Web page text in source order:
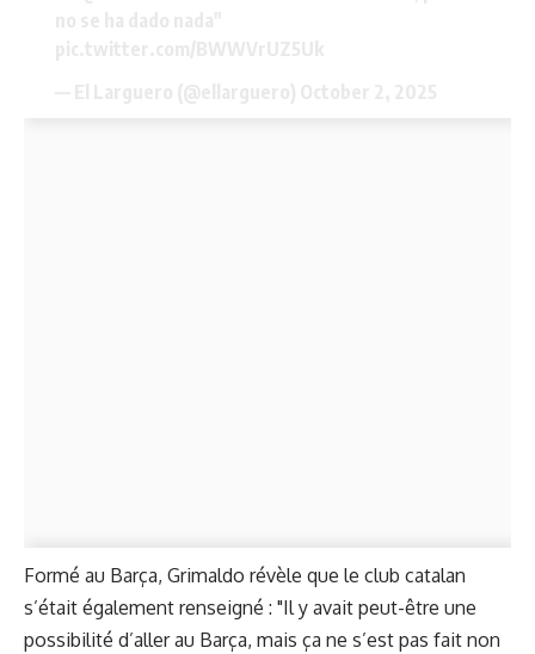
Formé au Barça, Grimaldo révèle que le club catalan
s’était également renseigné : "Il y avait peut-être une
possibilité d’aller au Barça, mais ça ne s’est pas fait non